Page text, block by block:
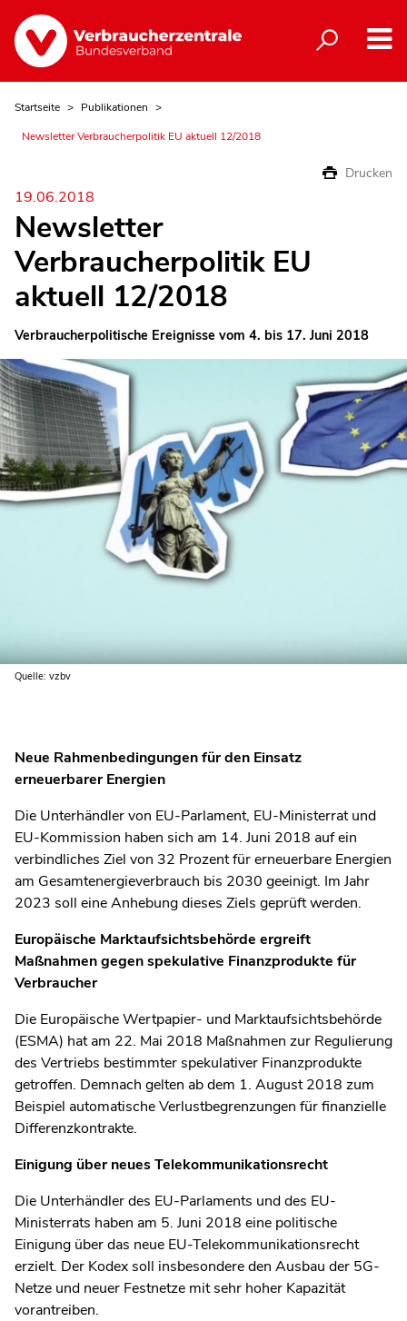
Startseite
Publikationen
Newsletter Verbraucherpolitik EU aktuell 12/2018
Drucken
19.06.2018
Newsletter
Verbraucherpolitik EU
aktuell 12/2018
Verbraucherpolitische Ereignisse vom 4. bis 17. Juni 2018
Quelle: vzbv
Neue Rahmenbedingungen für den Einsatz
erneuerbarer Energien
Die Unterhändler von EU-Parlament, EU-Ministerrat und
EU-Kommission haben sich am 14. Juni 2018 auf ein
verbindliches Ziel von 32 Prozent für erneuerbare Energien
am Gesamtenergieverbrauch bis 2030 geeinigt. Im Jahr
2023 soll eine Anhebung dieses Ziels geprüft werden.
Europäische Marktaufsichtsbehörde ergreift
Maßnahmen gegen spekulative Finanzprodukte für
Verbraucher
Die Europäische Wertpapier- und Marktaufsichtsbehörde
(ESMA) hat am 22. Mai 2018 Maßnahmen zur Regulierung
des Vertriebs bestimmter spekulativer Finanzprodukte
getroffen. Demnach gelten ab dem 1. August 2018 zum
Beispiel automatische Verlustbegrenzungen für finanzielle
Differenzkontrakte.
Einigung über neues Telekommunikationsrecht
Die Unterhändler des EU-Parlaments und des EU-
Ministerrats haben am 5. Juni 2018 eine politische
Einigung über das neue EU-Telekommunikationsrecht
erzielt. Der Kodex soll insbesondere den Ausbau der 5G-
Netze und neuer Festnetze mit sehr hoher Kapazität
vorantreiben.